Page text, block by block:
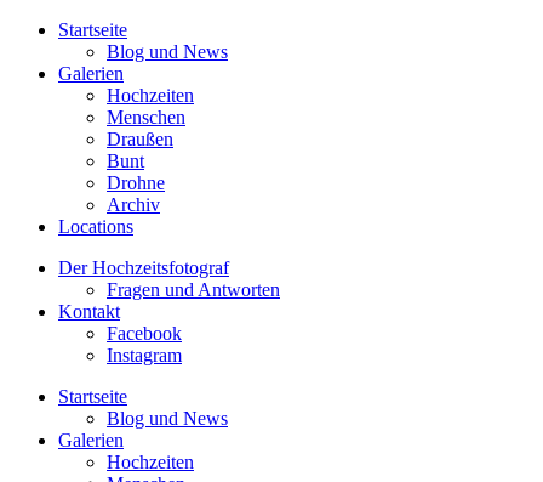
Startseite
Blog und News
Galerien
Hochzeiten
Menschen
Draußen
Bunt
Drohne
Archiv
Locations
Der Hochzeitsfotograf
Fragen und Antworten
Kontakt
Facebook
Instagram
Startseite
Blog und News
Galerien
Hochzeiten